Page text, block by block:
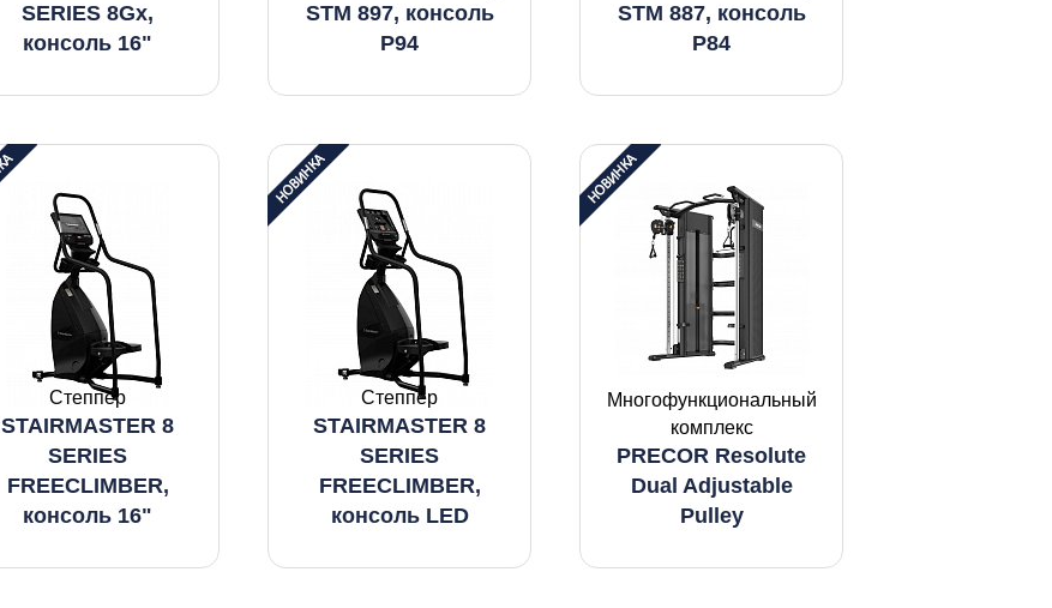
SERIES 8Gx,
консоль 16"
STM 897, консоль
P94
STM 887, консоль
P84
Степпер
STAIRMASTER 8
SERIES
FREECLIMBER,
консоль 16"
Степпер
STAIRMASTER 8
SERIES
FREECLIMBER,
консоль LED
Многофункциональный
комплекс
PRECOR Resolute
Dual Adjustable
Pulley